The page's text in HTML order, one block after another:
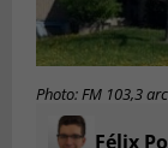
Photo: FM 103,3
Félix